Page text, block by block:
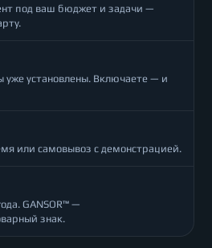
под ваш бюджет и задачи —
уже установлены. Включаете — и
или самовывоз с демонстрацией.
GANSOR™ —
знак.